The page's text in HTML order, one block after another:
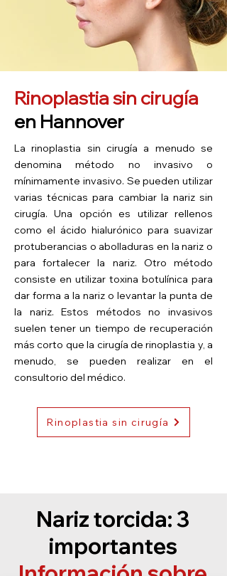
Rinoplastia sin cirugía
en Hannover
La rinoplastia sin cirugía a menudo se
denomina método no invasivo o
mínimamente invasivo. Se pueden utilizar
varias técnicas para cambiar la nariz sin
cirugía. Una opción es utilizar rellenos
como el ácido hialurónico para suavizar
protuberancias o abolladuras en la nariz o
para fortalecer la nariz. Otro método
consiste en utilizar toxina botulínica para
dar forma a la nariz o levantar la punta de
la nariz. Estos métodos no invasivos
suelen tener un tiempo de recuperación
más corto que la cirugía de rinoplastia y, a
menudo, se pueden realizar en el
consultorio del médico.
Rinoplastia sin cirugía
Nariz torcida: 3
importantes